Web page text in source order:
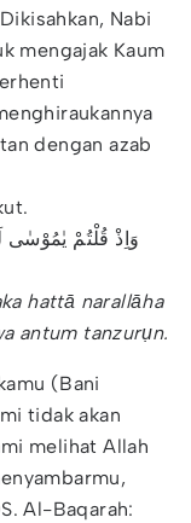
Nabi
mengajak Kaum
dengan azab
وَاِذْ قُلْتُمْ
hattā narallāha
antum tanzurụn.
(Bani
tidak akan
melihat Allah
Al-Baqarah: